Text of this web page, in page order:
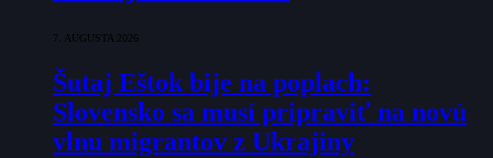
7. AUGUSTA 2026
Šutaj Eštok bije na poplach:
Slovensko sa musí pripraviť na novú
vlnu migrantov z Ukrajiny